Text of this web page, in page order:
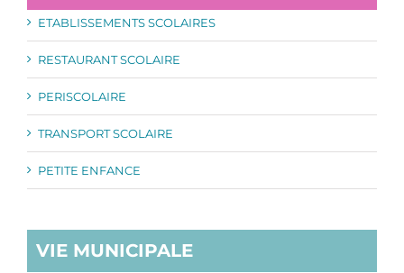
ETABLISSEMENTS SCOLAIRES
RESTAURANT SCOLAIRE
PERISCOLAIRE
TRANSPORT SCOLAIRE
PETITE ENFANCE
VIE MUNICIPALE